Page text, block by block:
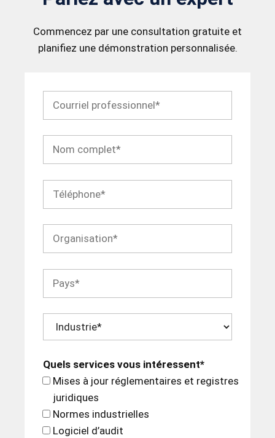
Commencez par une consultation gratuite et
planifiez une démonstration personnalisée.
Quels services vous intéressent*
Mises à jour réglementaires et registres
juridiques
Normes industrielles
Logiciel d’audit